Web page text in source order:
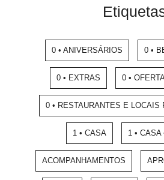
0 • ANIVERSÁRIOS 0 •
0 • EXTRAS 0 •
0 • RESTAURANTES E LOCAIS
1 • CASA 1 • CASA
ACOMPANHAMENTOS